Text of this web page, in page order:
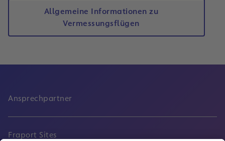
Allgemeine Informationen zu
Vermessungsflügen
Ansprechpartner
Fraport Sites